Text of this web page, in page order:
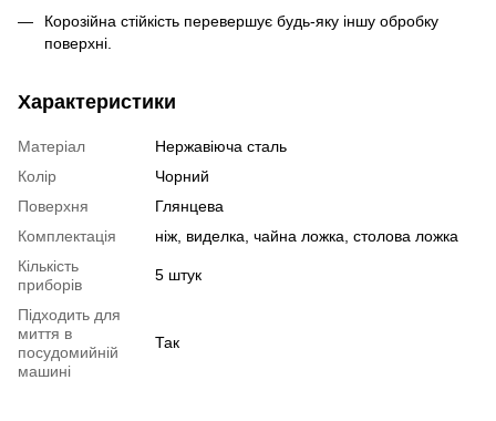
Корозійна стійкість перевершує будь-яку іншу обробку
поверхні.
Характеристики
Матеріал
Нержавіюча сталь
Колір
Чорний
Поверхня
Глянцева
Комплектація
ніж, виделка, чайна ложка, столова ложка
Кількість
приборів
5 штук
Підходить для
миття в
посудомийній
машині
Так